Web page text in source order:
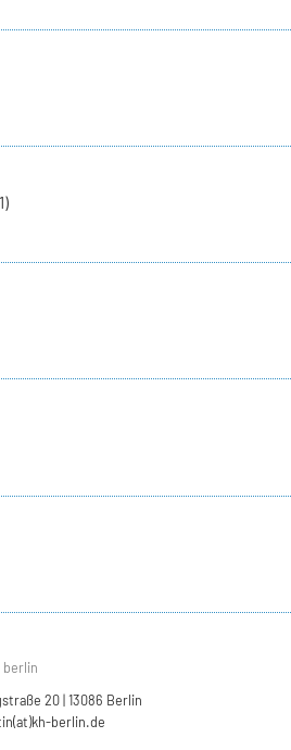
berlin
20 | 13086 Berlin
berlin.de